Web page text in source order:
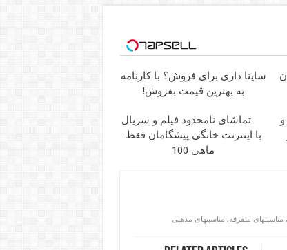
ساینا داری برای فروش؟ با کارنامه
به بهترین قیمت بفروش!
و
تماشای نامحدود فیلم و سریال
با اینترنت خانگی پیشگامان فقط
ماهی 100
, مناسبتهای متفرقه, مناسبتهای مذهبی